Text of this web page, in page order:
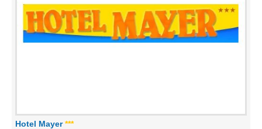
Hotel Mayer ***